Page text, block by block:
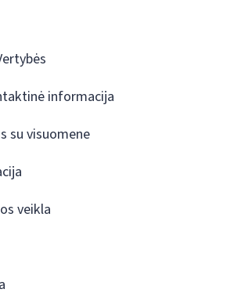
informacija
su visuomene
veikla